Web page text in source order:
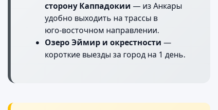
сторону Каппадокии — из Анкары
удобно выходить на трассы в
юго‑восточном направлении.
Озеро Эймир и окрестности —
короткие выезды за город на 1 день.